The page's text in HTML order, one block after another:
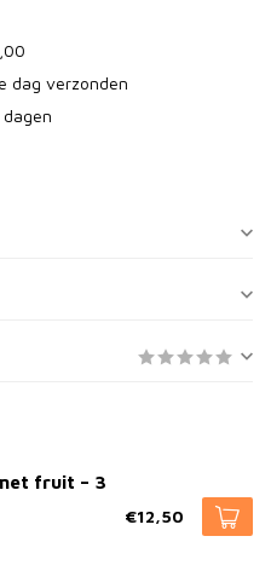
dag verzonden
fruit – 3
€12,50